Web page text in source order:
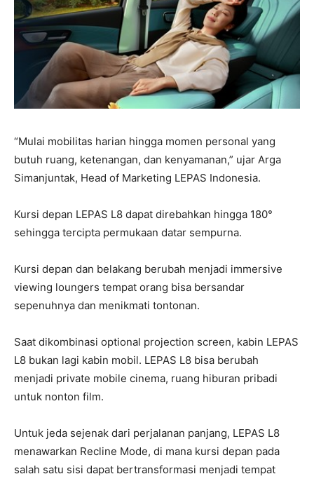
“Mulai mobilitas harian hingga momen personal yang
butuh ruang, ketenangan, dan kenyamanan,” ujar Arga
Simanjuntak, Head of Marketing LEPAS Indonesia.
Kursi depan LEPAS L8 dapat direbahkan hingga 180°
sehingga tercipta permukaan datar sempurna.
Kursi depan dan belakang berubah menjadi immersive
viewing loungers tempat orang bisa bersandar
sepenuhnya dan menikmati tontonan.
Saat dikombinasi optional projection screen, kabin LEPAS
L8 bukan lagi kabin mobil. LEPAS L8 bisa berubah
menjadi private mobile cinema, ruang hiburan pribadi
untuk nonton film.
Untuk jeda sejenak dari perjalanan panjang, LEPAS L8
menawarkan Recline Mode, di mana kursi depan pada
salah satu sisi dapat bertransformasi menjadi tempat